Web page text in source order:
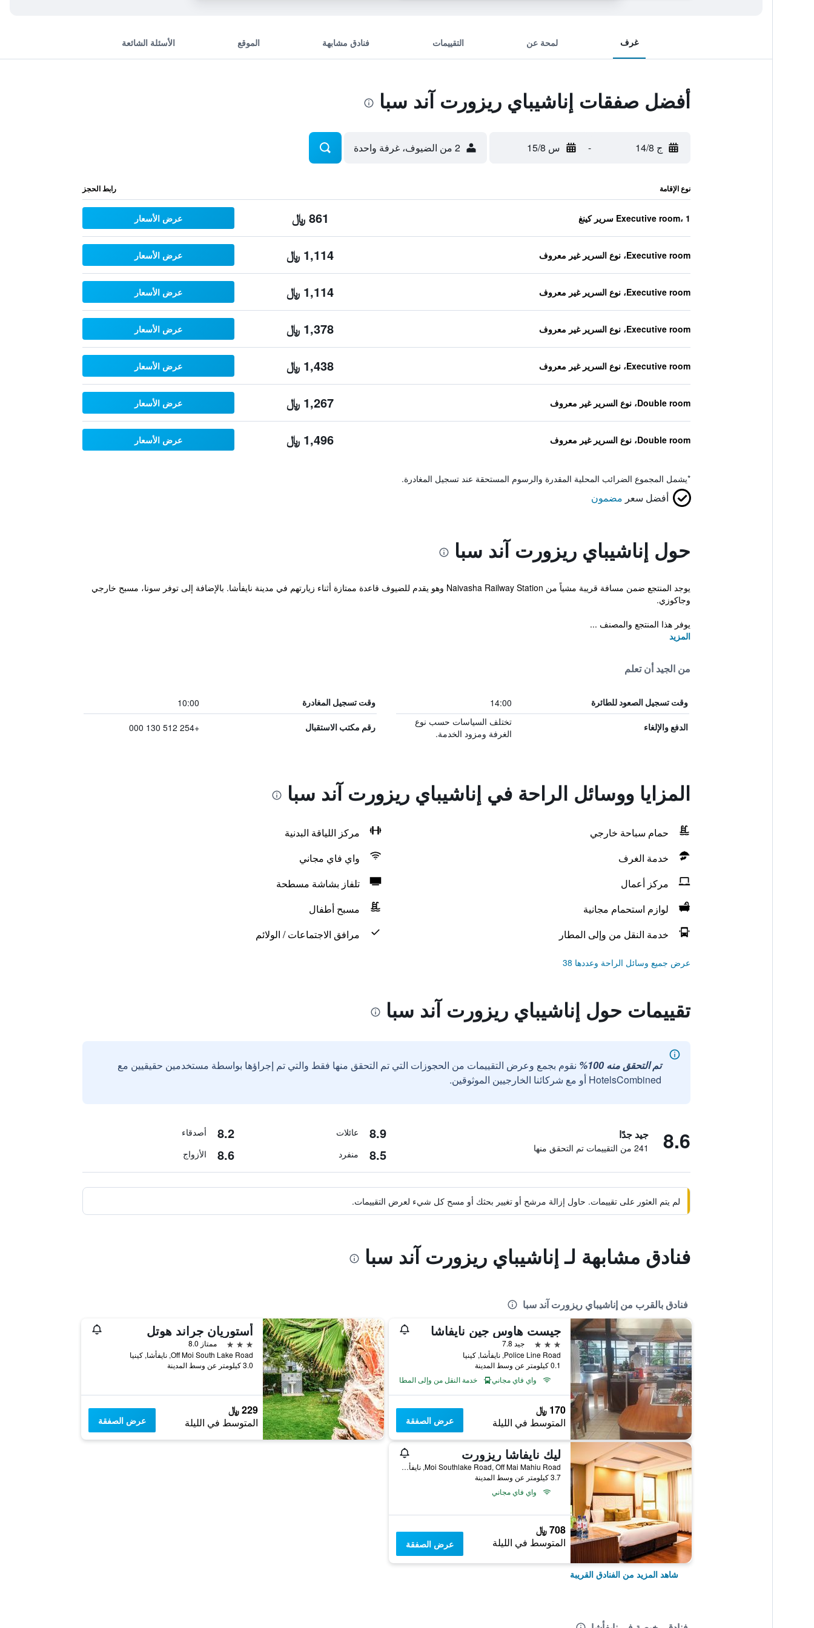
غرف لمحة عن التقييمات فنادق مشابهة الموقع الأسئلة الشائعة
أفضل صفقات إناشيباي ريزورت آند سبا
ج 14/8 - س 15/8 2 من الضيوف، غرفة واحدة
نوع الإقامة رابط الحجز
Executive room، 1 سرير كينغ 861 ﷼ عرض الأسعار
Executive room، نوع السرير غير معروف 1,114 ﷼ عرض الأسعار
Executive room، نوع السرير غير معروف 1,114 ﷼ عرض الأسعار
Executive room، نوع السرير غير معروف 1,378 ﷼ عرض الأسعار
Executive room، نوع السرير غير معروف 1,438 ﷼ عرض الأسعار
Double room، نوع السرير غير معروف 1,267 ﷼ عرض الأسعار
Double room، نوع السرير غير معروف 1,496 ﷼ عرض الأسعار
*يشمل المجموع الضرائب المحلية المقدرة والرسوم المستحقة عند تسجيل المغادرة.
أفضل سعر مضمون
حول إناشيباي ريزورت آند سبا
يوجد المنتجع ضمن مسافة قريبة مشياً من Naivasha Railway Station وهو يقدم للضيوف قاعدة ممتازة أثناء زيارتهم في مدينة نايفأشا. بالإضافة إلى توفر سونا، مسبح خارجي
وجاكوزي.
يوفر هذا المنتجع والمصنف ...
المزيد
من الجيد أن تعلم
وقت تسجيل الصعود للطائرة 14:00 وقت تسجيل المغادرة 10:00
الدفع والإلغاء
تختلف السياسات حسب نوع
الغرفة ومزود الخدمة.
رقم مكتب الاستقبال +254 512 130 000
المزايا ووسائل الراحة في إناشيباي ريزورت آند سبا
حمام سباحة خارجي
مركز اللياقة البدنية
خدمة الغرف
واي فاي مجاني
مركز أعمال
تلفاز بشاشة مسطحة
لوازم استحمام مجانية
مسبح أطفال
خدمة النقل من وإلى المطار
مرافق الاجتماعات / الولائم
عرض جميع وسائل الراحة وعددها 38
تقييمات حول إناشيباي ريزورت آند سبا
تم التحقق منه 100%
نقوم بجمع وعرض التقييمات من الحجوزات التي تم التحقق منها فقط والتي تم إجراؤها بواسطة مستخدمين حقيقيين مع
HotelsCombined أو مع شركائنا الخارجيين الموثوقين.
8.6 جيد جدًا
241 من التقييمات تم التحقق منها
8.9 عائلات 8.2 أصدقاء
8.5 منفرد 8.6 الأزواج
لم يتم العثور على تقييمات. حاول إزالة مرشح أو تغيير بحثك أو مسح كل شيء لعرض التقييمات.
فنادق مشابهة لـ إناشيباي ريزورت آند سبا
فنادق بالقرب من إناشيباي ريزورت آند سبا
جيست هاوس جين نايفاشا
3 نجوم
جيد 7.8
Police Line Road, نايفأشا, كينيا
0.1 كيلومتر عن وسط المدينة
واي فاي مجاني
خدمة النقل من وإلى المطار
170 ﷼
المتوسط في الليلة عرض الصفقة
أستوريان جراند هوتل
3 نجوم
ممتاز 8.0
Off Moi South Lake Road, نايفأشا, كينيا
3.0 كيلومتر عن وسط المدينة
229 ﷼
المتوسط في الليلة عرض الصفقة
ليك نايفاشا ريزورت
Moi Southlake Road, Off Mai Mahiu Road, نايفأشا, كينيا
3.7 كيلومتر عن وسط المدينة
واي فاي مجاني
708 ﷼
المتوسط في الليلة عرض الصفقة
شاهد المزيد من الفنادق القريبة